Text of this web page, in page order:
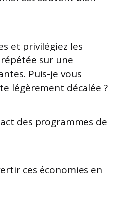
et privilégiez les
répétée sur une
Puis-je vous
légèrement décalée ?
des programmes de
ces économies en